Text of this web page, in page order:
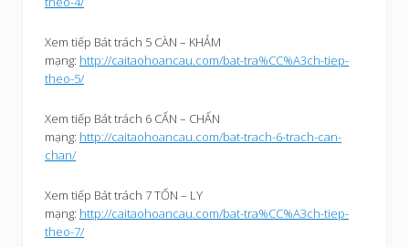
Xem tiếp Bát trách 5 CÀN – KHẢM
mạng: http://caitaohoancau.com/bat-tra%CC%A3ch-tiep-
theo-5/
Xem tiếp Bát trách 6 CẤN – CHẤN
mạng: http://caitaohoancau.com/bat-trach-6-trach-can-
chan/
Xem tiếp Bát trách 7 TỐN – LY
mạng: http://caitaohoancau.com/bat-tra%CC%A3ch-tiep-
theo-7/